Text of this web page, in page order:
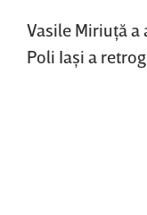
Vasile Miriuţă a
Poli Iaşi a